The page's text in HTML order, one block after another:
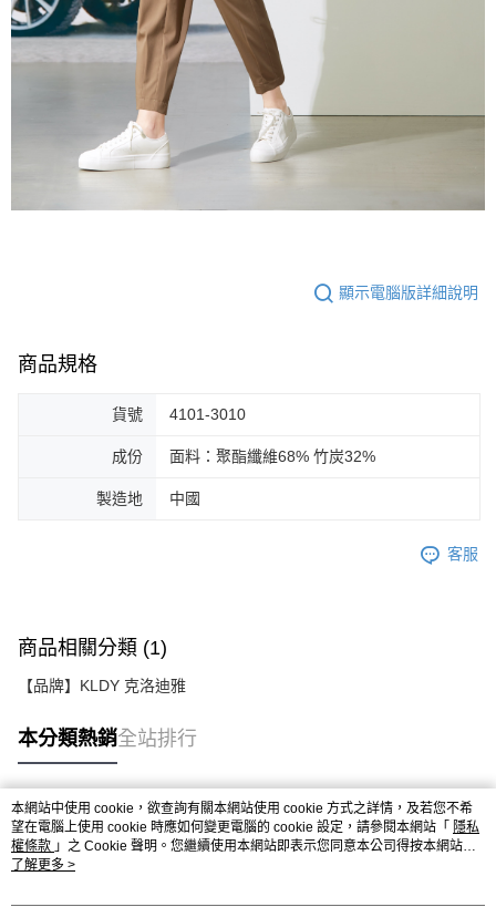
顯示電腦版詳細說明
商品規格
貨號 4101-3010
成份 面料：聚酯纖維68% 竹炭32%
製造地 中國
客服
商品相關分類 (1)
【品牌】KLDY 克洛迪雅
本分類熱銷全站排行
熱門標籤
本網站中使用 cookie，欲查詢有關本網站使用 cookie 方式之詳情，及若您不希
望在電腦上使用 cookie 時應如何變更電腦的 cookie 設定，請參閱本網站「 隱私
權條款 」之 Cookie 聲明。您繼續使用本網站即表示您同意本公司得按本網站使
用條款之 Cookie 聲明使用 cookie。
了解更多 >